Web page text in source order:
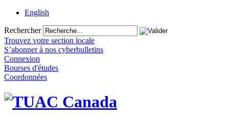
English
Rechercher
Trouvez votre section locale
S’abonner à nos cyberbulletins
Connexion
Bourses d'études
Coordonnées